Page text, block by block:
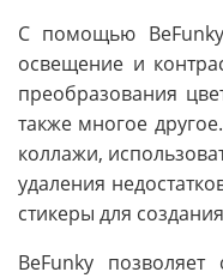
С помощью
освещение и
преобразования
также многое
коллажи,
удаления
стикеры для
BeFunky позволяет